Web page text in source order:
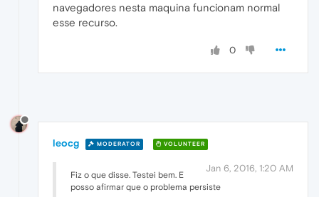
navegadores nesta maquina funcionam normal
esse recurso.
0
leocg MODERATOR VOLUNTEER
Jan 6, 2016, 1:20 AM
Fiz o que disse. Testei bem. E
posso afirmar que o problema persiste